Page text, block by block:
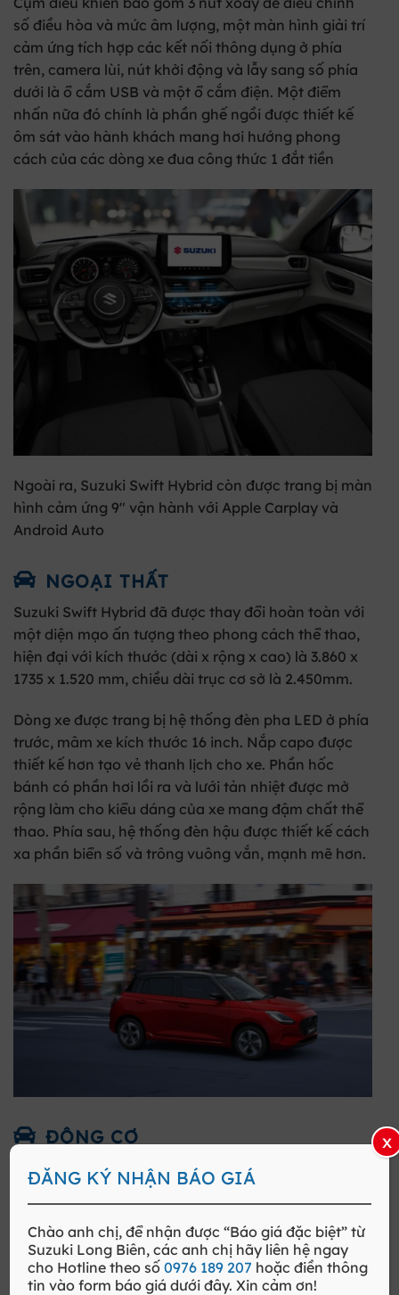
số điều hòa và mức âm lượng, một màn hình giải trí
cảm ứng tích hợp các kết nối thông dụng ở phía
trên, camera lùi, nút khởi động và lẫy sang số phía
dưới là ổ cắm USB và một ổ cắm điện. Một điểm
nhấn nữa đó chính là phần ghế ngồi được thiết kế
ôm sát vào hành khách mang hơi hướng phong
cách của các dòng xe đua công thức 1 đắt tiền
Ngoài ra, Suzuki Swift Hybrid còn được trang bị màn
hình cảm ứng 9″ vận hành với Apple Carplay và
Android Auto
NGOẠI THẤT
Suzuki Swift Hybrid đã được thay đổi hoàn toàn với
một diện mạo ấn tượng theo phong cách thể thao,
hiện đại với kích thước (dài x rộng x cao) là 3.860 x
1735 x 1.520 mm, chiều dài trục cơ sở là 2.450mm.
Dòng xe được trang bị hệ thống đèn pha LED ở phía
trước, mâm xe kích thước 16 inch. Nắp capo được
thiết kế hơn tạo vẻ thanh lịch cho xe. Phần hốc
bánh có phần hơi lồi ra và lưới tản nhiệt được mở
rộng làm cho kiểu dáng của xe mang đậm chất thể
thao. Phía sau, hệ thống đèn hậu được thiết kế cách
xa phần biển số và trông vuông vắn, mạnh mẽ hơn.
ĐỘNG CƠ
ĐĂNG KÝ NHẬN BÁO GIÁ
Chào anh chị, để nhận được“Báo giá đặc biệt” từ
Suzuki Long Biên, các anh chị hãy liên hệ ngay
cho Hotline theo số0976 189 207 hoặc điền thông
tin vào form báo giá dưới đây. Xin cảm ơn!
x